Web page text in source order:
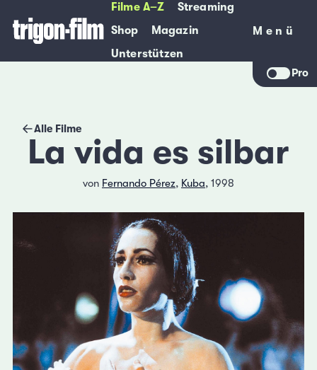
Filme A–Z
Streaming
Shop
Magazin
Unterstützen
Menü
Menü
Pro
Alle Filme
La vida es silbar
von Fernando Pérez, Kuba, 1998